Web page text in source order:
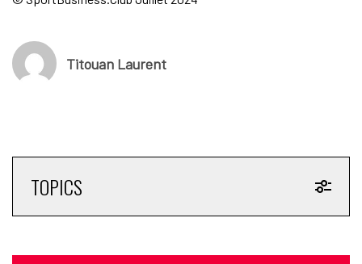
Titouan Laurent
TOPICS